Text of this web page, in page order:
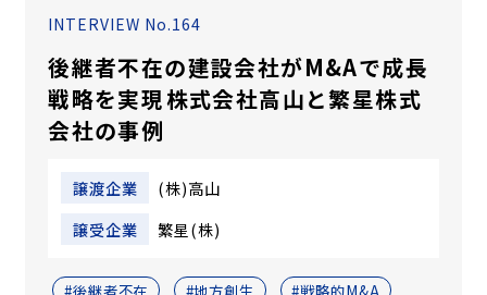
INTERVIEW No.164
後継者不在の建設会社がM&Aで成長
戦略を実現――株式会社高山と繁星株式
会社の事例
譲渡企業
(株)高山
譲受企業
繁星(株)
#後継者不在 #地方創生
#戦略的M&A